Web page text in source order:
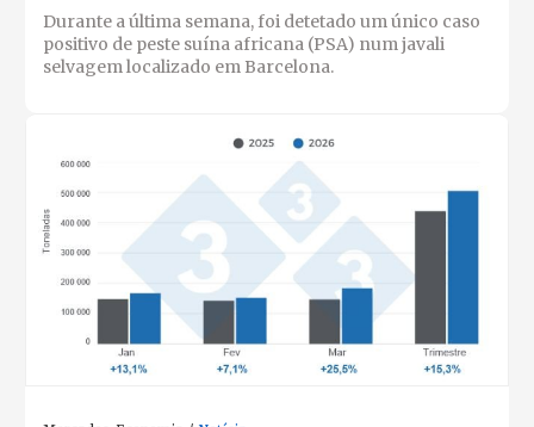
Durante a última semana, foi detetado um único caso
positivo de peste suína africana (PSA) num javali
selvagem localizado em Barcelona.